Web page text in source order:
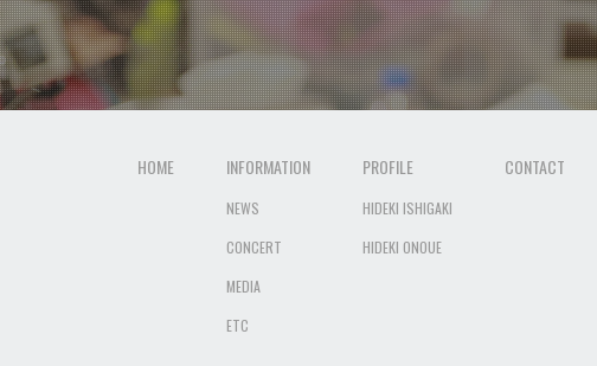
HOME INFORMATION
NEWS
CONCERT
MEDIA
ETC
PROFILE
HIDEKI ISHIGAKI
HIDEKI ONOUE
CONTACT